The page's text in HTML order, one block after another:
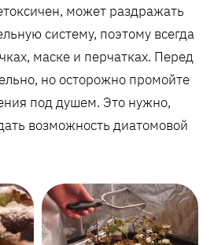
может раздражать
систему, поэтому всегда
маске и перчатках. Перед
но осторожно промойте
под душем. Это нужно,
возможность диатомовой